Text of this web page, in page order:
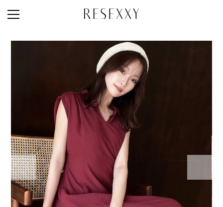
NEW ARRIVAL
STYLE PHOTO
ACCOUNT
SHOP LIST
CONCEPT